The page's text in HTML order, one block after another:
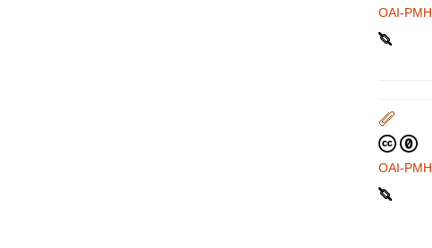
OAI-PMH
OAI-PMH